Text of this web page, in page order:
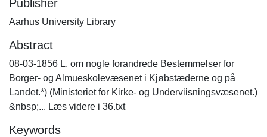
Publisher
Aarhus University Library
Abstract
08-03-1856 L. om nogle forandrede Bestemmelser for
Borger- og Almueskolevæsenet i Kjøbstæderne og på
Landet.*) (Ministeriet for Kirke- og Underviisningsvæsenet.)
&nbsp;... Læs videre i 36.txt
Keywords